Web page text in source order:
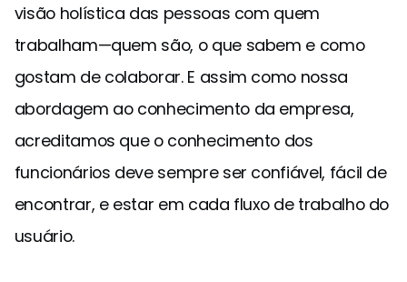
visão holística das pessoas com quem
trabalham—quem são, o que sabem e como
gostam de colaborar. E assim como nossa
abordagem ao conhecimento da empresa,
acreditamos que o conhecimento dos
funcionários deve sempre ser confiável, fácil de
encontrar, e estar em cada fluxo de trabalho do
usuário.